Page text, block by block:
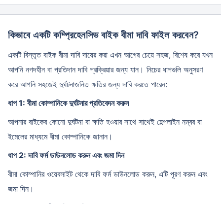
কিভাবে একটি কম্প্রিহেনসিভ বাইক বীমা দাবি ফাইল করবেন?
একটি বিস্তৃত বাইক বীমা দাবি দায়ের করা এখন আগের চেয়ে সহজ, বিশেষ করে যখন
আপনি নগদহীন বা প্রতিদান দাবি প্রক্রিয়ার জন্য যান। নিচের ধাপগুলি অনুসরণ
করে আপনি সহজেই দুর্ঘটনাজনিত ক্ষতির জন্য দাবি করতে পারেন:
ধাপ 1: বীমা কোম্পানিকে দুর্ঘটনার প্রতিবেদন করুন
আপনার বাইকের কোনো দুর্ঘটনা বা ক্ষতি হওয়ার সাথে সাথেই হেল্পলাইন নম্বর বা
ইমেলের মাধ্যমে বীমা কোম্পানিকে জানান।
ধাপ 2: দাবি ফর্ম ডাউনলোড করুন এবং জমা দিন
বীমা কোম্পানির ওয়েবসাইট থেকে দাবি ফর্ম ডাউনলোড করুন, এটি পূরণ করুন এবং
জমা দিন।